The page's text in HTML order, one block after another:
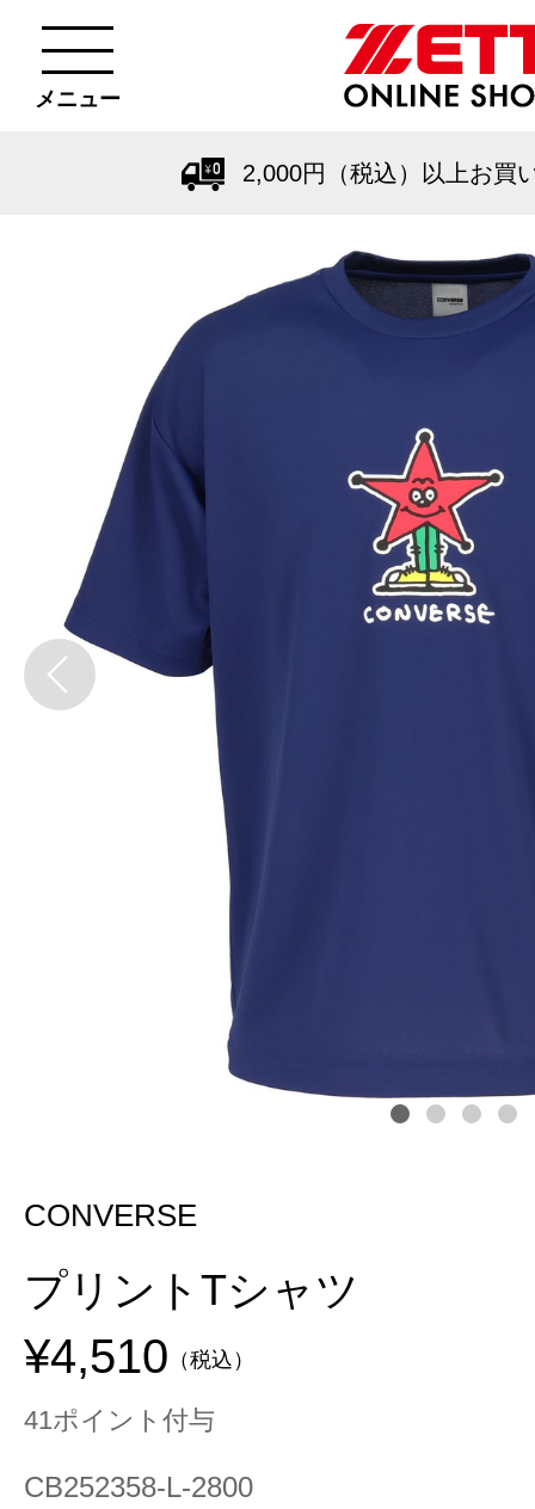
メニュー
2,000円（税込）以上お買
CONVERSE
プリントTシャツ
¥4,510 （税込）
41ポイント付与
CB252358-L-2800